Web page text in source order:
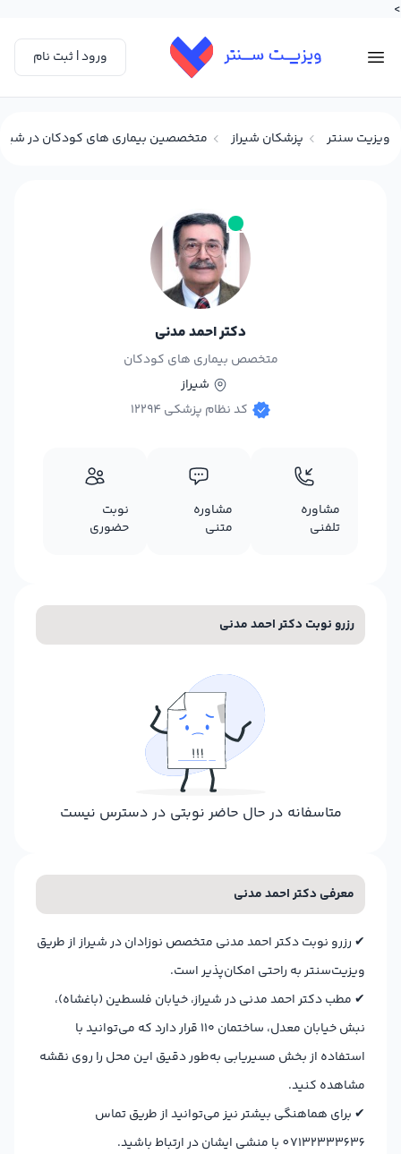
>
ورود | ثبت نام
ویزیت سنتر پزشکان شیراز متخصصین بیماری های کودکان در
دکتر احمد مدنی
متخصص بیماری های کودکان
شیراز
کد نظام پزشکی 12294
مشاوره
تلفنی
مشاوره
متنی
نوبت
حضوری
رزرو نوبت دکتر احمد مدنی
متاسفانه در حال حاضر نوبتی در دسترس نیست
معرفی دکتر احمد مدنی
✔ رزرو نوبت دکتر احمد مدنی متخصص نوزادان در شیراز از طریق
ویزیت‌سنتر به راحتی امکان‌پذیر است.
✔ مطب دکتر احمد مدنی در شیراز، خیابان فلسطین (باغشاه)،
نبش خیابان معدل، ساختمان ۱۱۰ قرار دارد که می‌توانید با
استفاده از بخش مسیریابی به‌طور دقیق این محل را روی نقشه
مشاهده کنید.
✔ برای هماهنگی بیشتر نیز می‌توانید از طریق تماس
07132333636 با منشی ایشان در ارتباط باشید.